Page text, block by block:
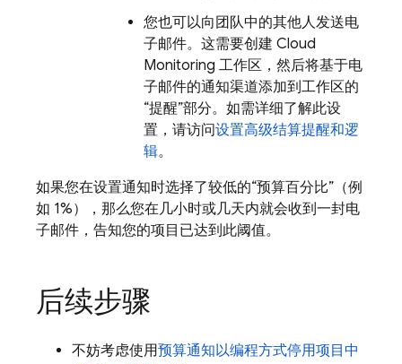
您也可以向团队中的其他人发送电
子邮件。这需要创建 Cloud
Monitoring 工作区，然后将基于电
子邮件的通知渠道添加到工作区的
“提醒”部分。如需详细了解此设
置，请访问设置高级结算提醒和逻
辑。
如果您在设置通知时选择了较低的“预算百分比” （例
如 1%），那么您在几小时或几天内就会收到一封电
子邮件，告知您的项目已达到此阈值。
后续步骤
不妨考虑使用预算通知以编程方式停用项目中